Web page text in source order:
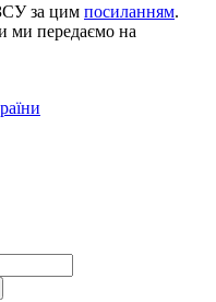
за цим посиланням.
ми передаємо на